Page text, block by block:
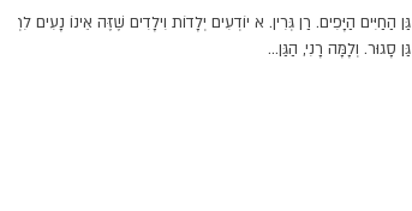
גַּן הַחַיִּים הַיָּפִים. רַן גְּרִין. א יוֹדְעִים יְלָדוֹת וִילָדִים שֶׁזֶּה אֵינוֹ נָעִים לִרְאוֹת
גַּן סָגוּר. וְלָמָּה רָנִי, הַגַּן...